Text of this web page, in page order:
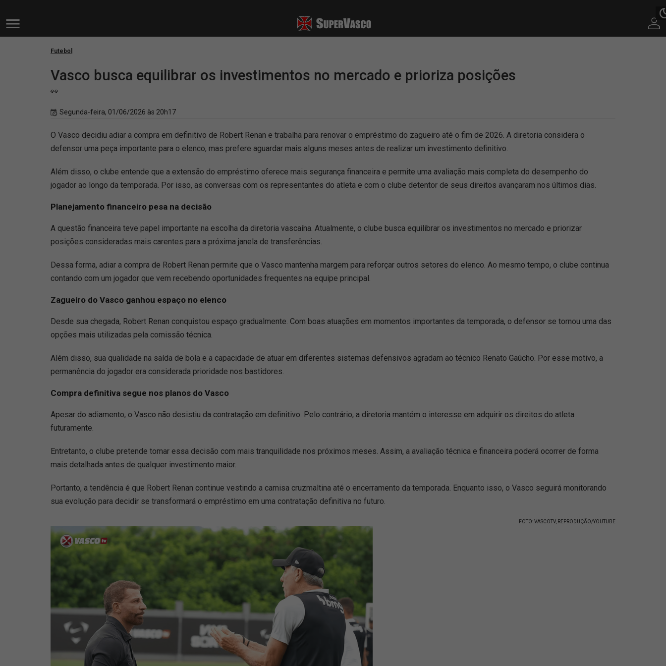
Futebol
Vasco busca equilibrar os investimentos no mercado e prioriza posições
👀
Segunda-feira, 01/06/2026 às 20h17
O Vasco decidiu adiar a compra em definitivo de Robert Renan e trabalha para renovar o empréstimo do zagueiro até o fim de 2026. A diretoria considera o
defensor uma peça importante para o elenco, mas prefere aguardar mais alguns meses antes de realizar um investimento definitivo.
Além disso, o clube entende que a extensão do empréstimo oferece mais segurança financeira e permite uma avaliação mais completa do desempenho do
jogador ao longo da temporada. Por isso, as conversas com os representantes do atleta e com o clube detentor de seus direitos avançaram nos últimos dias.
Planejamento financeiro pesa na decisão
A questão financeira teve papel importante na escolha da diretoria vascaína. Atualmente, o clube busca equilibrar os investimentos no mercado e priorizar
posições consideradas mais carentes para a próxima janela de transferências.
Dessa forma, adiar a compra de Robert Renan permite que o Vasco mantenha margem para reforçar outros setores do elenco. Ao mesmo tempo, o clube continua
contando com um jogador que vem recebendo oportunidades frequentes na equipe principal.
Zagueiro do Vasco ganhou espaço no elenco
Desde sua chegada, Robert Renan conquistou espaço gradualmente. Com boas atuações em momentos importantes da temporada, o defensor se tornou uma das
opções mais utilizadas pela comissão técnica.
Além disso, sua qualidade na saída de bola e a capacidade de atuar em diferentes sistemas defensivos agradam ao técnico Renato Gaúcho. Por esse motivo, a
permanência do jogador era considerada prioridade nos bastidores.
Compra definitiva segue nos planos do Vasco
Apesar do adiamento, o Vasco não desistiu da contratação em definitivo. Pelo contrário, a diretoria mantém o interesse em adquirir os direitos do atleta
futuramente.
Entretanto, o clube pretende tomar essa decisão com mais tranquilidade nos próximos meses. Assim, a avaliação técnica e financeira poderá ocorrer de forma
mais detalhada antes de qualquer investimento maior.
Portanto, a tendência é que Robert Renan continue vestindo a camisa cruzmaltina até o encerramento da temporada. Enquanto isso, o Vasco seguirá monitorando
sua evolução para decidir se transformará o empréstimo em uma contratação definitiva no futuro.
FOTO: VASCOTV, REPRODUÇÃO/YOUTUBE